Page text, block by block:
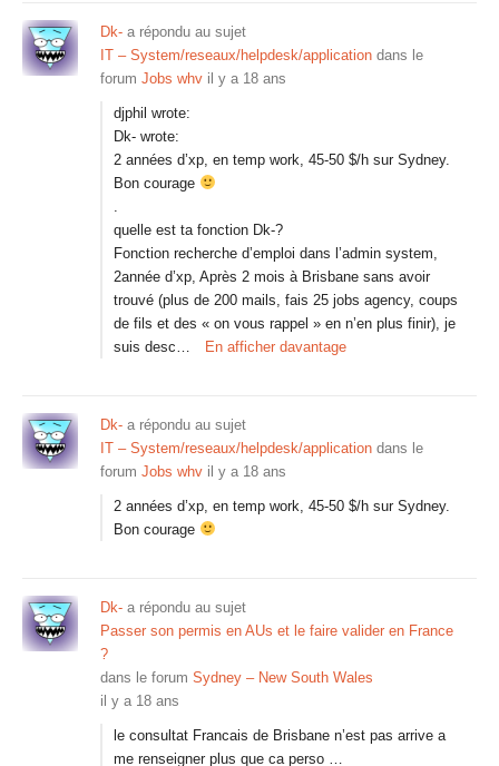
Dk- a répondu au sujet
IT – System/reseaux/helpdesk/application dans le
forum Jobs whv il y a 18 ans
djphil wrote:
Dk- wrote:
2 années d’xp, en temp work, 45-50 $/h sur Sydney.
Bon courage
.
quelle est ta fonction Dk-?
Fonction recherche d’emploi dans l’admin system,
2année d’xp, Après 2 mois à Brisbane sans avoir
trouvé (plus de 200 mails, fais 25 jobs agency, coups
de fils et des « on vous rappel » en n’en plus finir), je
suis desc…
En afficher davantage
Dk- a répondu au sujet
IT – System/reseaux/helpdesk/application dans le
forum Jobs whv il y a 18 ans
2 années d’xp, en temp work, 45-50 $/h sur Sydney.
Bon courage
Dk- a répondu au sujet
Passer son permis en AUs et le faire valider en France
?
dans le forum Sydney – New South Wales
il y a 18 ans
le consultat Francais de Brisbane n’est pas arrive a
me renseigner plus que ca perso …